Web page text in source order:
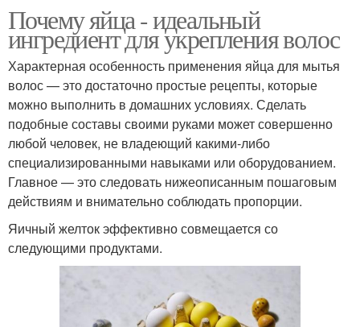
Почему яйца - идеальный
ингредиент для укрепления волос
Характерная особенность применения яйца для мытья
волос — это достаточно простые рецепты, которые
можно выполнить в домашних условиях. Сделать
подобные составы своими руками может совершенно
любой человек, не владеющий какими-либо
специализированными навыками или оборудованием.
Главное — это следовать нижеописанным пошаговым
действиям и внимательно соблюдать пропорции.
Яичный желток эффективно совмещается со
следующими продуктами.